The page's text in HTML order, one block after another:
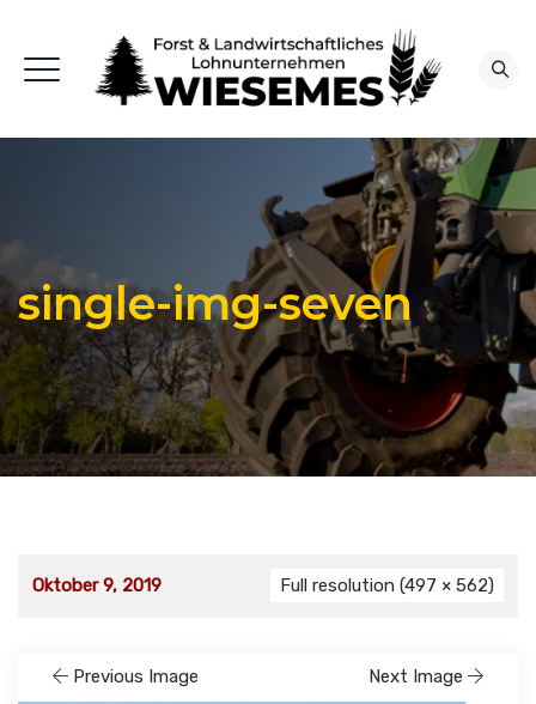
single-img-seven
Oktober 9, 2019 Full resolution (497 × 562)
Previous Image Next Image